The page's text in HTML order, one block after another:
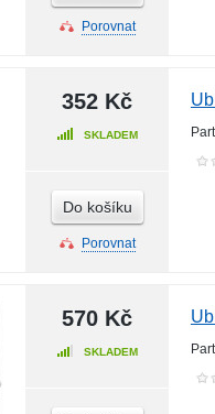
Porovnat
352 Kč
SKLADEM
Do košíku
Porovnat
570 Kč
SKLADEM